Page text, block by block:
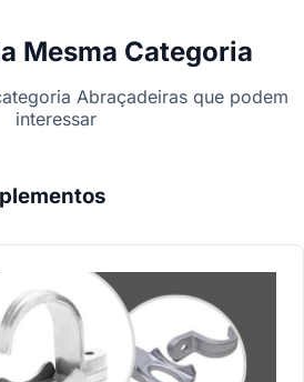
Mesma Categoria
Abraçadeiras que podem
interessar